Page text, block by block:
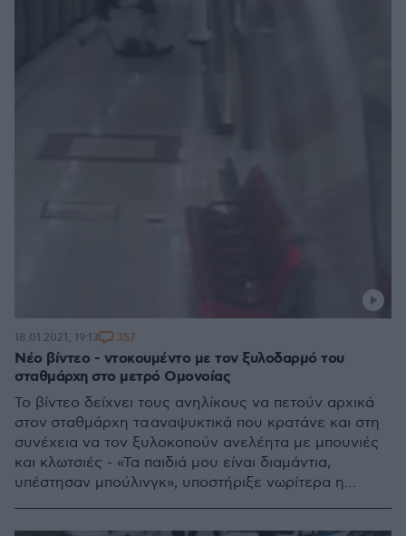
Νέο βίντεο - ντοκουμέντο με τον ξυλοδαρμό του
σταθμάρχη στο μετρό Ομονοίας
To βίντεο δείχνει τους ανηλίκους να πετούν αρχικά
στον σταθμάρχη τα αναψυκτικά που κρατάνε και στη
συνέχεια να τον ξυλοκοπούν ανελέητα με μπουνιές
και κλωτσιές - «Τα παιδιά μου είναι διαμάντια,
υπέστησαν μπούλινγκ», υποστήριξε νωρίτερα η
18.01.2021, 19:13 357